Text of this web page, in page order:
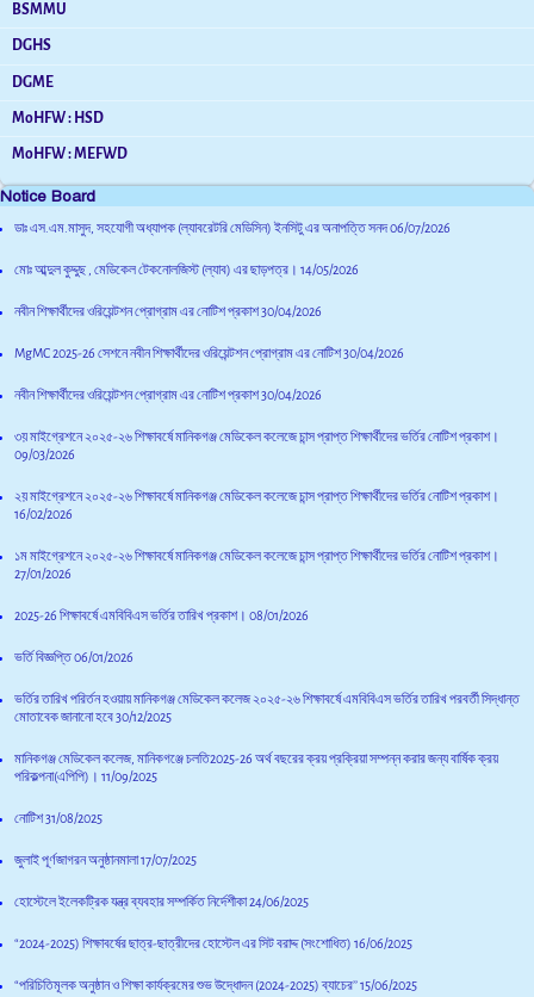
BSMMU
DGHS
DGME
MoHFW : HSD
MoHFW : MEFWD
Notice Board
ডাঃ এস.এম.মাসুদ, সহযোগী অধ্যাপক (ল্যাবরেটরি মেডিসিন) ইনসিটু এর অনাপত্তি সনদ06/07/2026
মোঃ আব্দুল কুদ্দুছ , মেডিকেল টেকনোলজিস্ট (ল্যাব) এর ছাড়পত্র। 14/05/2026
নবীন শিক্ষার্থীদের ওরিয়েন্টশন প্রোগ্রাম এর নোটিশ প্রকাশ30/04/2026
MgMC 2025-26 সেশনে নবীন শিক্ষার্থীদের ওরিয়েন্টশন প্রোগ্রাম এর নোটিশ30/04/2026
নবীন শিক্ষার্থীদের ওরিয়েন্টশন প্রোগ্রাম এর নোটিশ প্রকাশ30/04/2026
৩য় মাইগ্রেশনে ২০২৫-২৬ শিক্ষাবর্ষে মানিকগঞ্জ মেডিকেল কলেজে চান্স প্রাপ্ত শিক্ষার্থীদের ভর্তির নোটিশ প্রকাশ।
09/03/2026
২য় মাইগ্রেশনে ২০২৫-২৬ শিক্ষাবর্ষে মানিকগঞ্জ মেডিকেল কলেজে চান্স প্রাপ্ত শিক্ষার্থীদের ভর্তির নোটিশ প্রকাশ।
16/02/2026
১ম মাইগ্রেশনে ২০২৫-২৬ শিক্ষাবর্ষে মানিকগঞ্জ মেডিকেল কলেজে চান্স প্রাপ্ত শিক্ষার্থীদের ভর্তির নোটিশ প্রকাশ।
27/01/2026
2025-26 শিক্ষাবর্ষে এমবিবিএস ভর্তির তারিখ প্রকাশ। 08/01/2026
ভর্তি বিজ্ঞপ্তি06/01/2026
ভর্তির তারিখ পরির্তন হওয়ায় মানিকগঞ্জ মেডিকেল কলেজ ২০২৫-২৬ শিক্ষাবর্ষে এমবিবিএস ভর্তির তারিখ পরবর্তী সিদ্ধান্ত
মোতাবেক জানানো হবে30/12/2025
মানিকগঞ্জ মেডিকেল কলেজ, মানিকগঞ্জে চলতি2025-26 অর্থ বছরের ক্রয় প্রক্রিয়া সম্পন্ন করার জন্য বার্ষিক ক্রয়
পরিকল্পনা(এপিপি)। 11/09/2025
নোটিশ31/08/2025
জুলাই পূর্ণজাগরন অনুষ্ঠানমালা17/07/2025
হোস্টেলে ইলেকট্রিক যন্ত্র ব্যবহার সম্পর্কিত নির্দেশীকা24/06/2025
“2024-2025) শিক্ষাবর্ষের ছাত্র-ছাত্রীদের হোস্টেল এর সিট বরাদ্দ (সংশোধিত) 16/06/2025
“পরিচিতিমূলক অনুষ্ঠান ও শিক্ষা কার্যক্রমের শুভ উদ্ধোদন (2024-2025) ব্যাচের’’15/06/2025